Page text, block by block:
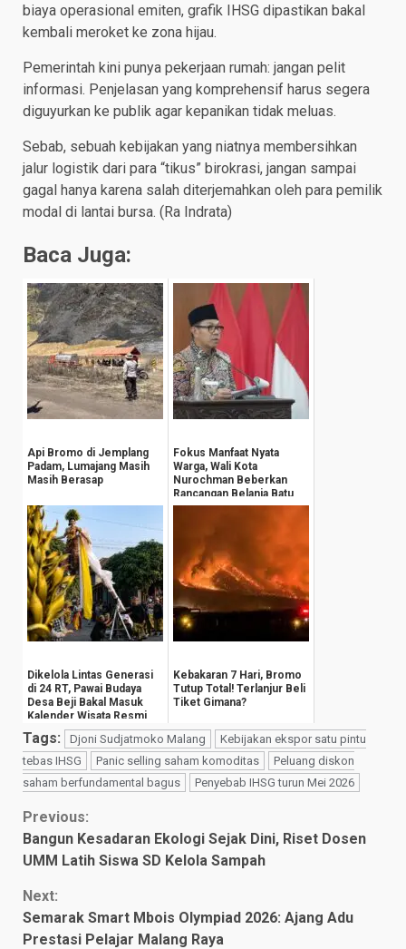
biaya operasional emiten, grafik IHSG dipastikan bakal
kembali meroket ke zona hijau.
Pemerintah kini punya pekerjaan rumah: jangan pelit
informasi. Penjelasan yang komprehensif harus segera
diguyurkan ke publik agar kepanikan tidak meluas.
Sebab, sebuah kebijakan yang niatnya membersihkan
jalur logistik dari para “tikus” birokrasi, jangan sampai
gagal hanya karena salah diterjemahkan oleh para pemilik
modal di lantai bursa. (Ra Indrata)
Baca Juga:
Api Bromo di Jemplang
Padam, Lumajang Masih
Masih Berasap
Fokus Manfaat Nyata
Warga, Wali Kota
Nurochman Beberkan
Rancangan Belanja Batu
2027 Tembus Rp1,05 Tr...
Dikelola Lintas Generasi
di 24 RT, Pawai Budaya
Desa Beji Bakal Masuk
Kalender Wisata Resmi
Kota Bat...
Kebakaran 7 Hari, Bromo
Tutup Total! Terlanjur Beli
Tiket Gimana?
Tags: Djoni Sudjatmoko Malang
Kebijakan ekspor satu pintu
tebas IHSG
Panic selling saham komoditas
Peluang diskon
saham berfundamental bagus
Penyebab IHSG turun Mei 2026
Continue
Reading
Previous:
Bangun Kesadaran Ekologi Sejak Dini, Riset Dosen
UMM Latih Siswa SD Kelola Sampah
Next:
Semarak Smart Mbois Olympiad 2026: Ajang Adu
Prestasi Pelajar Malang Raya